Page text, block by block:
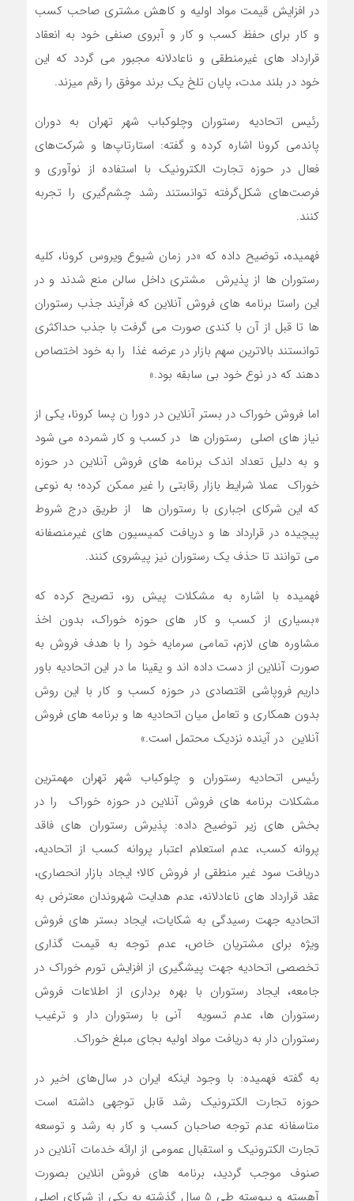
در افزایش قیمت مواد اولیه و کاهش مشتری صاحب کسب
و کار برای حفظ کسب و کار و آبروی صنفی خود به انعقاد
قرارداد های غیرمنطقی و ناعادلانه مجبور می گردد که این
خود در بلند مدت، پایان تلخ یک برند موفق را رقم میزند.
رئیس اتحادیه رستوران وچلوکباب شهر تهران به دوران
پاندمی کرونا اشاره کرده و گفته: استارتاپ‌ها و شرکت‌های
فعال در حوزه تجارت الکترونیک با استفاده از نوآوری و
فرصت‌های شکل‌گرفته توانستند رشد چشم‌گیری را تجربه
کنند.
فهمیده، توضیح داده که «در زمان شیوع ویروس کرونا، کلیه
رستوران ها از پذیرش مشتری داخل سالن منع شدند و در
این راستا برنامه های فروش آنلاین که فرآیند جذب رستوران
ها تا قبل از آن با کندی صورت می گرفت با جذب حداکثری
توانستند بالاترین سهم بازار در عرضه غذا را به خود اختصاص
دهند که در نوع خود بی سابقه بود.»
اما فروش خوراک در بستر آنلاین در دورا ن پسا کرونا، یکی از
نیاز های اصلی رستوران ها در کسب و کار شمرده می شود
و به دلیل تعداد اندک برنامه های فروش آنلاین در حوزه
خوراک عملا شرایط بازار رقابتی را غیر ممکن کرده؛ به نوعی
که این شرکای اجباری با رستوران ها از طریق درج شروط
پیچیده در قرارداد ها و دریافت کمیسیون های غیرمنصفانه
می توانند تا حذف یک رستوران نیز پیشروی کنند.
فهمیده با اشاره به مشکلات پیش رو، تصریح کرده که
«بسیاری از کسب و کار های حوزه خوراک، بدون اخذ
مشاوره های لازم، تمامی سرمایه خود را با هدف فروش به
صورت آنلاین از دست داده اند و یقینا ما در این اتحادیه باور
داریم فروپاشی اقتصادی در حوزه کسب و کار با این روش
بدون همکاری و تعامل میان اتحادیه ها و برنامه های فروش
آنلاین در آینده نزدیک محتمل است.»
رئیس اتحادیه رستوران و چلوکباب شهر تهران مهمترین
مشکلات برنامه های فروش آنلاین در حوزه خوراک را در
بخش های زیر توضیح داده: پذیرش رستوران های فاقد
پروانه کسب، عدم استعلام اعتبار پروانه کسب از اتحادیه،
دریافت سود غیر منطقی ار فروش کالا؛ ایجاد بازار انحصاری،
عقد قرارداد های ناعادلانه، عدم هدایت شهروندان معترض به
اتحادیه جهت رسیدگی به شکایات، ایجاد بستر های فروش
ویژه برای مشتریان خاص، عدم توجه به قیمت گذاری
تخصصی اتحادیه جهت پیشگیری از افزایش تورم خوراک در
جامعه، ایجاد رستوران با بهره برداری از اطلاعات فروش
رستوران ها، عدم تسویه آنی با رستوران دار و ترغیب
رستوران دار به دریافت مواد اولیه بجای مبلغ خوراک.
به گفته فهمیده: با وجود اینکه ایران در سال‌های اخیر در
حوزه تجارت الکترونیک رشد قابل توجهی داشته است
متاسفانه عدم توجه صاحبان کسب و کار به رشد و توسعه
تجارت الکترونیک و استقبال عمومی از ارائه خدمات آنلاین در
صنوف موجب گردید، برنامه های فروش انلاین بصورت
آهسته و پیوسته طی 5 سال گذشته به یکی از شرکای اصلی